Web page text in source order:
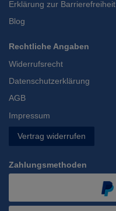
Erklärung zur Barrierefreiheit
Blog
Rechtliche Angaben
Widerrufsrecht
Datenschutzerklärung
AGB
Impressum
Vertrag widerrufen
Zahlungsmethoden